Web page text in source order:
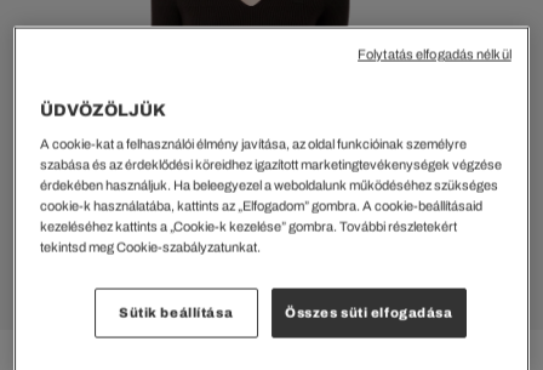
ÜDVÖZÖLJÜK
A cookie-kat a felhasználói élmény javítása, az oldal funkcióinak személyre
szabása és az érdeklődési köreidhez igazított marketingtevékenységek végzése
érdekében használjuk. Ha beleegyezel a weboldalunk működéséhez szükséges
cookie-k használatába, kattints az „Elfogadom” gombra. A cookie-beállításaid
kezeléséhez kattints a „Cookie-k kezelése” gombra. További részletekért
tekintsd meg Cookie-szabályzatunkat.
Sütik beállítása Összes süti elfogadása
Folytatás elfogadás nélkül